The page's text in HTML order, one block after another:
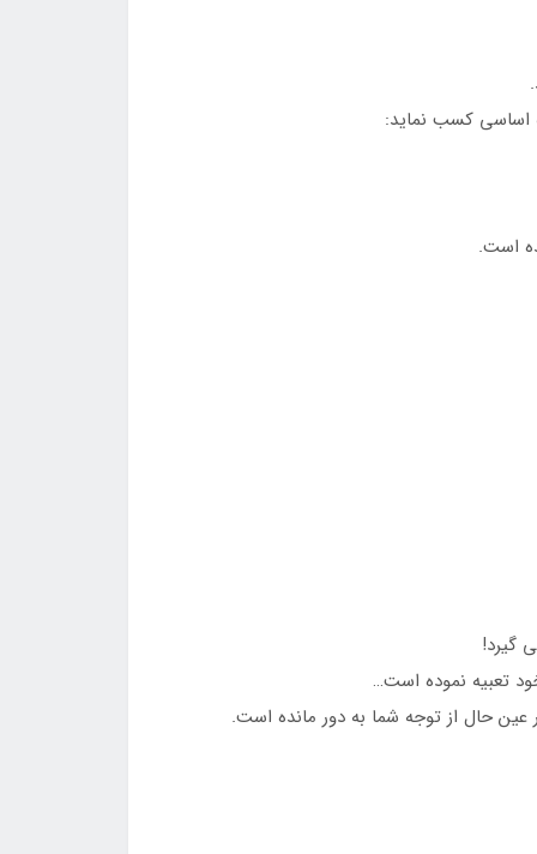
اساسی کسب نماید:
است.
گیرد!
تعبیه نموده است…
حال از توجه شما به دور مانده است.